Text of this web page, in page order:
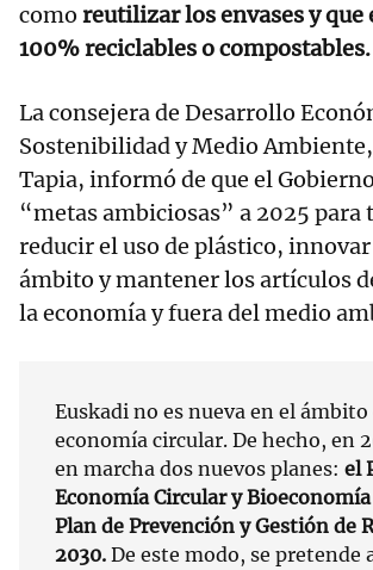
como reutilizar los envases y que
100% reciclables o compostables.
La consejera de Desarrollo
Sostenibilidad y Medio
Tapia, informó de que el
“metas ambiciosas” a 2025 para
reducir el uso de plástico, innovar
ámbito y mantener los artículos
la economía y fuera del medio
Euskadi no es nueva en el ámbito
economía circular. De hecho, en
en marcha dos nuevos planes: el
Economía Circular y
Plan de Prevención y Gestión de
2030. De este modo, se pretende